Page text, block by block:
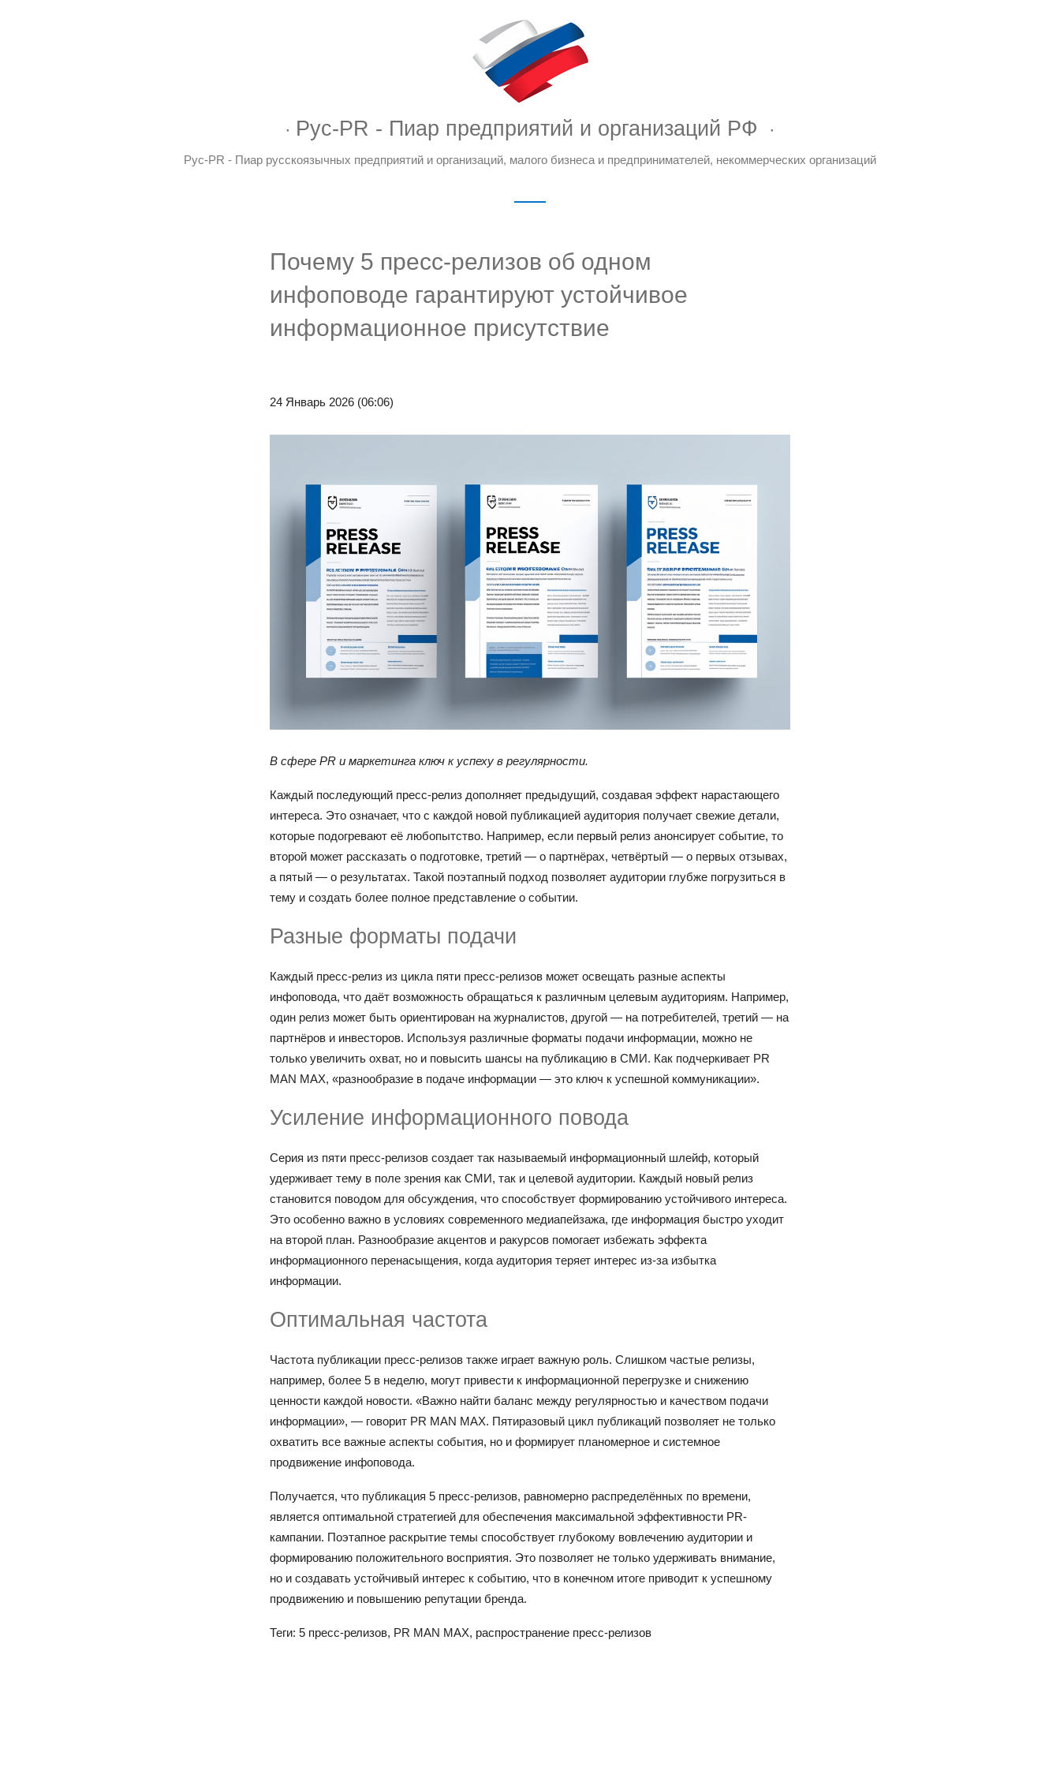
Рус-PR - Пиар предприятий и организаций РФ
Рус-PR - Пиар русскоязычных предприятий и организаций, малого бизнеса и предпринимателей, некоммерческих организаций
Почему 5 пресс-релизов об одном
инфоповоде гарантируют устойчивое
информационное присутствие
24 Январь 2026 (06:06)
В сфере PR и маркетинга ключ к успеху в регулярности.
Каждый последующий пресс-релиз дополняет предыдущий, создавая эффект нарастающего
интереса. Это означает, что с каждой новой публикацией аудитория получает свежие детали,
которые подогревают её любопытство. Например, если первый релиз анонсирует событие, то
второй может рассказать о подготовке, третий — о партнёрах, четвёртый — о первых отзывах,
а пятый — о результатах. Такой поэтапный подход позволяет аудитории глубже погрузиться в
тему и создать более полное представление о событии.
Разные форматы подачи
Каждый пресс-релиз из цикла пяти пресс-релизов может освещать разные аспекты
инфоповода, что даёт возможность обращаться к различным целевым аудиториям. Например,
один релиз может быть ориентирован на журналистов, другой — на потребителей, третий — на
партнёров и инвесторов. Используя различные форматы подачи информации, можно не
только увеличить охват, но и повысить шансы на публикацию в СМИ. Как подчеркивает PR
MAN MAX, «разнообразие в подаче информации — это ключ к успешной коммуникации».
Усиление информационного повода
Серия из пяти пресс-релизов создает так называемый информационный шлейф, который
удерживает тему в поле зрения как СМИ, так и целевой аудитории. Каждый новый релиз
становится поводом для обсуждения, что способствует формированию устойчивого интереса.
Это особенно важно в условиях современного медиапейзажа, где информация быстро уходит
на второй план. Разнообразие акцентов и ракурсов помогает избежать эффекта
информационного перенасыщения, когда аудитория теряет интерес из-за избытка
информации.
Оптимальная частота
Частота публикации пресс-релизов также играет важную роль. Слишком частые релизы,
например, более 5 в неделю, могут привести к информационной перегрузке и снижению
ценности каждой новости. «Важно найти баланс между регулярностью и качеством подачи
информации», — говорит PR MAN MAX. Пятиразовый цикл публикаций позволяет не только
охватить все важные аспекты события, но и формирует планомерное и системное
продвижение инфоповода.
Получается, что публикация 5 пресс-релизов, равномерно распределённых по времени,
является оптимальной стратегией для обеспечения максимальной эффективности PR-
кампании. Поэтапное раскрытие темы способствует глубокому вовлечению аудитории и
формированию положительного восприятия. Это позволяет не только удерживать внимание,
но и создавать устойчивый интерес к событию, что в конечном итоге приводит к успешному
продвижению и повышению репутации бренда.
Теги: 5 пресс-релизов, PR MAN MAX, распространение пресс-релизов